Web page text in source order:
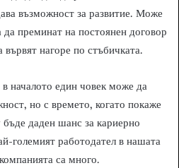
възможност за развитие. Може
преминат на постоянен договор
нагоре по стъбичката.
началото един човек може да
но с времето, когато покаже
даден шанс за кариерно
големият работодател в нашата
са много.